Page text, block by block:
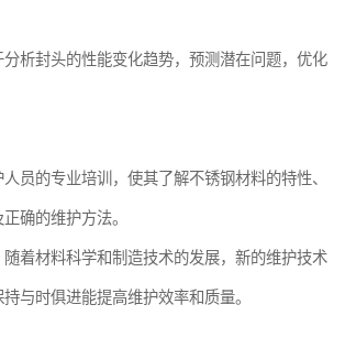
析封头的性能变化趋势，预测潜在问题，优化
员的专业培训，使其了解不锈钢材料的特性、
确的维护方法。
着材料科学和制造技术的发展，新的维护技术
与时俱进能提高维护效率和质量。